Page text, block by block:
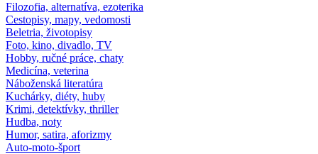
Filozofia, alternatíva, ezoterika
Cestopisy, mapy, vedomosti
Beletria, životopisy
Foto, kino, divadlo, TV
Hobby, ručné práce, chaty
Medicína, veterina
Náboženská literatúra
Kuchárky, diéty, huby
Krimi, detektívky, thriller
Hudba, noty
Humor, satira, aforizmy
Auto-moto-šport